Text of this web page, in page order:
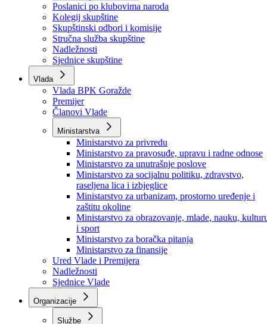
Skupština BPK Goražde
Rukovodstvo
Poslanici po strankama
Poslanici po klubovima naroda
Kolegij skupštine
Skupštinski odbori i komisije
Stručna služba skupštine
Nadležnosti
Sjednice skupštine
Vlada
Vlada BPK Goražde
Premijer
Članovi Vlade
Ministarstva
Ministarstvo za privredu
Ministarstvo za pravosuđe, upravu i radne odnose
Ministarstvo za unutrašnje poslove
Ministarstvo za socijalnu politiku, zdravstvo,
raseljena lica i izbjeglice
Ministarstvo za urbanizam, prostorno uređenje i
zaštitu okoline
Ministarstvo za obrazovanje, mlade, nauku,
i sport
Ministarstvo za boračka pitanja
Ministarstvo za finansije
Ured Vlade i Premijera
Nadležnosti
Sjednice Vlade